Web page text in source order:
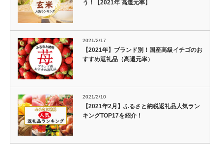
う！【2021年 高還元率】
2021/2/17
【2021年】ブランド別！国産高級イチゴのお
すすめ返礼品（高還元率）
2021/2/10
【2021年2月】ふるさと納税返礼品人気ラン
キングTOP17を紹介！